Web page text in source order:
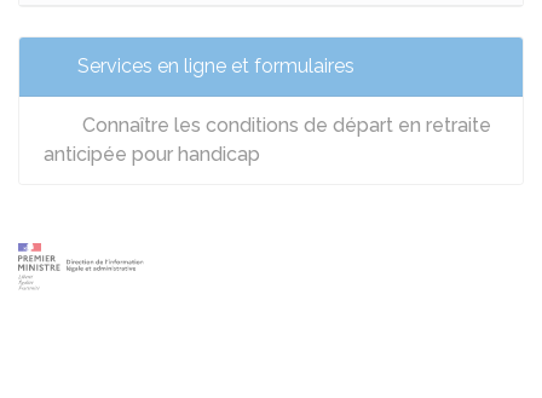
Services en ligne et formulaires
Connaître les conditions de départ en retraite
anticipée pour handicap